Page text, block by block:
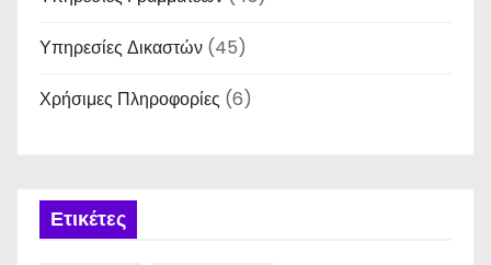
Υπηρεσίες Δικαστών (45)
Χρήσιμες Πληροφορίες (6)
Ετικέτες